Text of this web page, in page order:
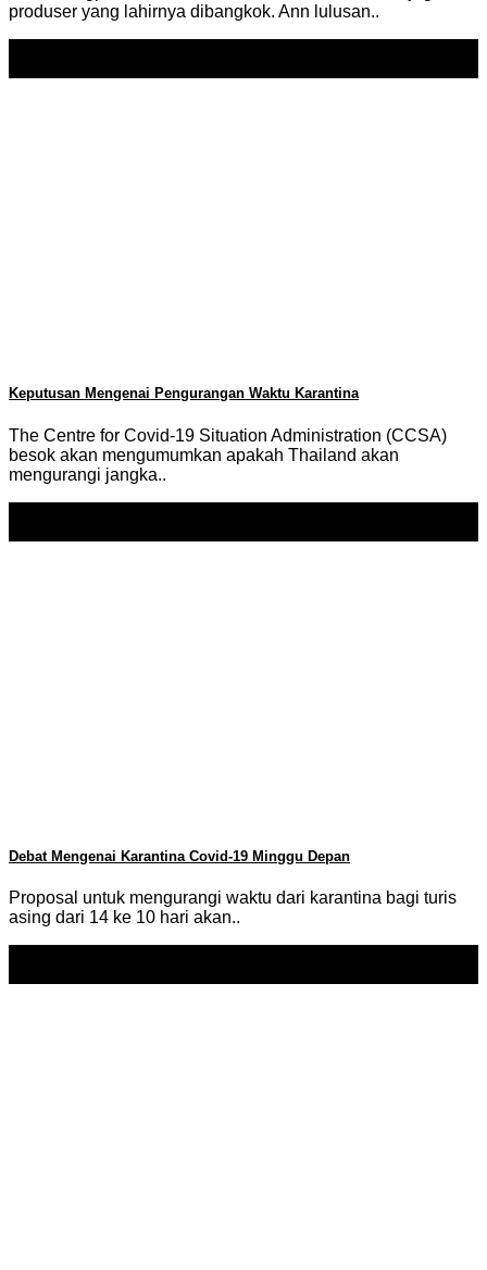
produser yang lahirnya dibangkok. Ann lulusan..
Keputusan Mengenai Pengurangan Waktu Karantina
The Centre for Covid-19 Situation Administration (CCSA)
besok akan mengumumkan apakah Thailand akan
mengurangi jangka..
Debat Mengenai Karantina Covid-19 Minggu Depan
Proposal untuk mengurangi waktu dari karantina bagi turis
asing dari 14 ke 10 hari akan..